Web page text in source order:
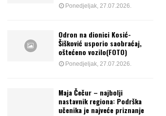
Ponedjeljak, 27.07.2026.
Odron na dionici Kosić-
Šišković usporio saobraćaj,
oštećeno vozilo(FOTO)
Ponedjeljak, 27.07.2026.
Maja Čečur – najbolji
nastavnik regiona: Podrška
učenika je najveće priznanje